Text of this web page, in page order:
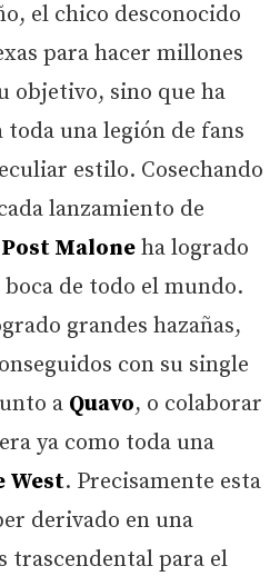
el chico desconocido
para hacer millones
objetivo, sino que ha
una legión de fans
estilo. Cosechando
lanzamiento de
Post Malone ha logrado
de todo el mundo.
grandes hazañas,
con su single
a Quavo, o colaborar
ya como toda una
West. Precisamente esta
derivado en una
trascendental para el